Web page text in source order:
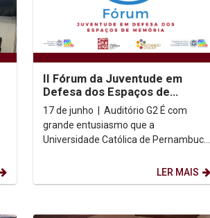
II Fórum da Juventude em
Defesa dos Espaços de
Memória de Pernambuco
acontece na UNICAP
17 de junho | Auditório G2 É com
grande entusiasmo que a
Universidade Católica de Pernambuco
LER MAIS